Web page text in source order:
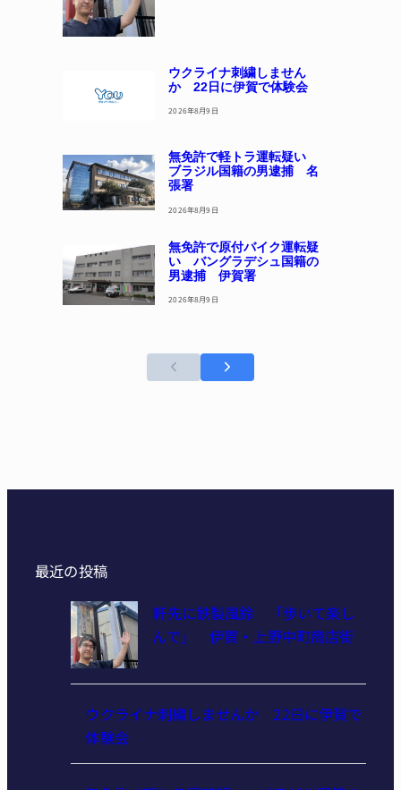
ウクライナ刺繍しません
か 22日に伊賀で体験会
2026年8月9日
無免許で軽トラ運転疑い
ブラジル国籍の男逮捕 名
張署
2026年8月9日
無免許で原付バイク運転疑
い バングラデシュ国籍の
男逮捕 伊賀署
2026年8月9日
最近の投稿
軒先に鉄製風鈴 「歩いて楽し
んで」 伊賀・上野中町商店街
ウクライナ刺繍しませんか 22日に伊賀で
体験会